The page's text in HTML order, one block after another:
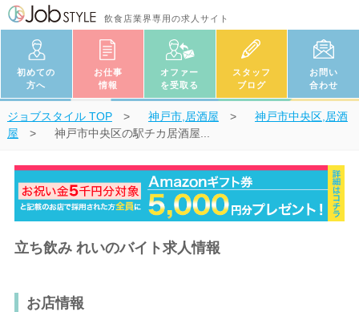
飲食店業界専用の求人サイト
初めての
方へ
お仕事
情報
オファー
を受取る
スタッフ
ブログ
お問い
合わせ
ジョブスタイルTOP 神戸市,居酒屋
神戸市中央区,居酒
屋
神戸市中央区の駅チカ居酒屋...
立ち飲み れいのバイト求人情報
お店情報